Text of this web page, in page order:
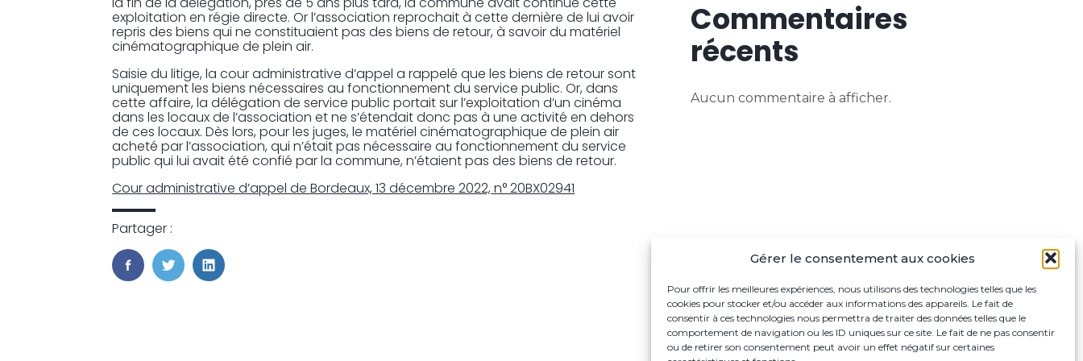
Gérer le consentement aux cookies
Pour offrir les meilleures expériences, nous utilisons des technologies telles que les
cookies pour stocker et/ou accéder aux informations des appareils. Le fait de
consentir à ces technologies nous permettra de traiter des données telles que le
comportement de navigation ou les ID uniques sur ce site. Le fait de ne pas consentir
ou de retirer son consentement peut avoir un effet négatif sur certaines
exploitation en régie directe. Or l’association reprochait à cette dernière de lui avoir
repris des biens qui ne constituaient pas des biens de retour, à savoir du matériel
cinématographique de plein air.
Saisie du litige, la cour administrative d’appel a rappelé que les biens de retour sont
uniquement les biens nécessaires au fonctionnement du service public. Or, dans
cette affaire, la délégation de service public portait sur l’exploitation d’un cinéma
dans les locaux de l’association et ne s’étendait donc pas à une activité en dehors
de ces locaux. Dès lors, pour les juges, le matériel cinématographique de plein air
acheté par l’association, qui n’était pas nécessaire au fonctionnement du service
public qui lui avait été confié par la commune, n’étaient pas des biens de retour.
Cour administrative d’appel de Bordeaux, 13 décembre 2022, n° 20BX02941
Partager :
FaceBook
TwitterLinkedIn
Commentaires
récents
Aucun commentaire à afficher.